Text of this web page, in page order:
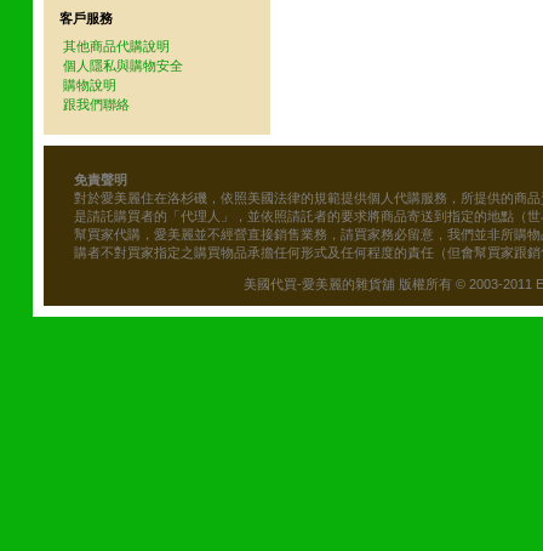
客戶服務
其他商品代購說明
個人隱私與購物安全
購物說明
跟我們聯絡
免責聲明
對於愛美麗住在洛杉磯，依照美國法律的規範提供個人代購服務，所提供的商
是請託購買者的「代理人」，並依照請託者的要求將商品寄送到指定的地點（
幫買家代購，愛美麗並不經營直接銷售業務，請買家務必留意，我們並非所購
購者不對買家指定之購買物品承擔任何形式及任何程度的責任（但會幫買家跟
美國代買-愛美麗的雜貨舖 版權所有 © 2003-2011